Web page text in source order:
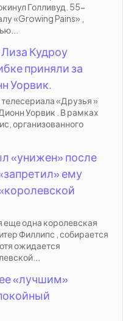
Голливуд. 55-
«Growing Pains» ,
Кудроу
приняли за
Уорвик.
«Друзья »
Уорвик . В рамках
организованного
«унижен» после
ему
одна королевская
Филлипс , собирается
ожидается
«лучшим»